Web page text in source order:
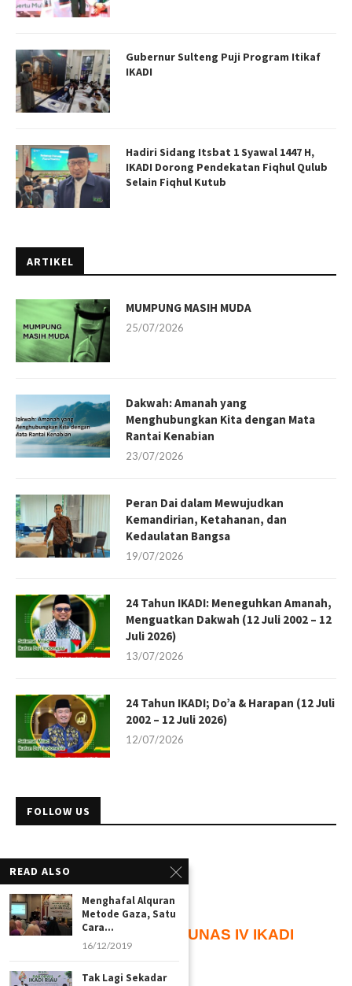
Gubernur Sulteng Puji Program Itikaf
IKADI
Hadiri Sidang Itsbat 1 Syawal 1447 H,
IKADI Dorong Pendekatan Fiqhul Qulub
Selain Fiqhul Kutub
ARTIKEL
MUMPUNG MASIH MUDA
25/07/2026
Dakwah: Amanah yang
Menghubungkan Kita dengan Mata
Rantai Kenabian
23/07/2026
Peran Dai dalam Mewujudkan
Kemandirian, Ketahanan, dan
Kedaulatan Bangsa
19/07/2026
24 Tahun IKADI: Meneguhkan Amanah,
Menguatkan Dakwah (12 Juli 2002 – 12
Juli 2026)
13/07/2026
24 Tahun IKADI; Do’a & Harapan (12 Juli
2002 – 12 Juli 2026)
12/07/2026
FOLLOW US
105 Hari MUNAS IV IKADI
READ ALSO
Menghafal Alquran
Metode Gaza, Satu
Cara...
16/12/2019
Tak Lagi Sekadar